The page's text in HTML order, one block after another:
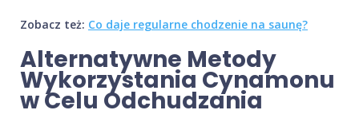
Zobacz też: Co daje regularne chodzenie na saunę?
Alternatywne Metody
Wykorzystania Cynamonu
w Celu Odchudzania